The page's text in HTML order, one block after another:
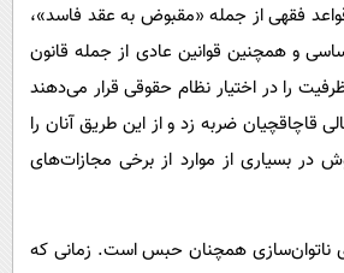
فقهی از جمله «مقبوض به عقد فاسد»،
۴۹ قانون اساسی و همچنین قوانین عادی از جمله قانون
را در اختیار نظام حقوقی قرار می‌دهند
قاچاقچیان ضربه زد و از این طریق آنان را
در بسیاری از موارد از برخی مجازات‌های
ناتوان‌سازی همچنان حبس است. زمانی که